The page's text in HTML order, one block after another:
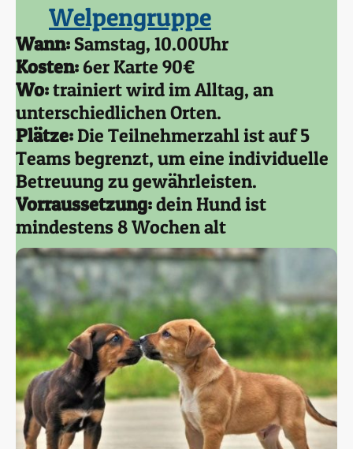
Welpengruppe
Wann:Samstag, 10.00Uhr
Kosten:6er Karte 90€
Wo:trainiert wird im Alltag, an
unterschiedlichen Orten.
Plätze:Die Teilnehmerzahl ist auf 5
Teams begrenzt, um eine individuelle
Betreuung zu gewährleisten.
Vorraussetzung:dein Hund ist
mindestens 8 Wochen alt